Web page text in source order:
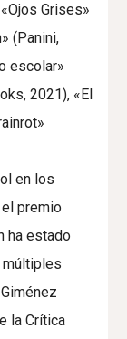
Grises»
(Panini,
escolar»
2021), «El
en los
premio
ha estado
múltiples
la Crítica